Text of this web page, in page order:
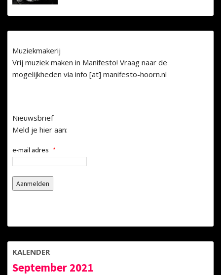
Muziekmakerij
Vrij muziek maken in Manifesto! Vraag naar de
mogelijkheden via info [at] manifesto-hoorn.nl
Nieuwsbrief
Meld je hier aan:
e-mail adres *
KALENDER
September 2021